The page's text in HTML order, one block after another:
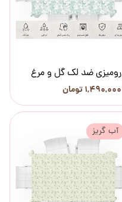
رومیزی ضد لک گل و مرغ
۱,۴۹۰,۰۰۰ تومان
آب گریز